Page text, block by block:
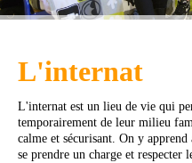
L'internat
L'internat est un lieu de vie qui
temporairement de leur milieu
calme et sécurisant. On y
se prendre un charge et respecter